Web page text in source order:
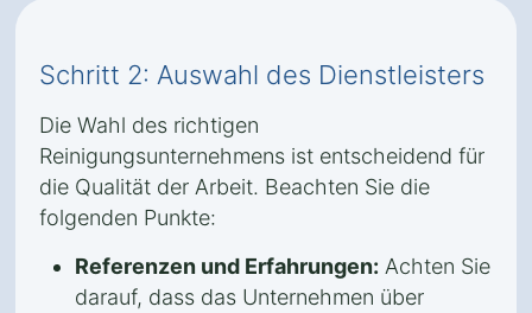
Schritt 2: Auswahl des Dienstleisters
Die Wahl des richtigen
Reinigungsunternehmens ist entscheidend für
die Qualität der Arbeit. Beachten Sie die
folgenden Punkte:
Referenzen und Erfahrungen: Achten Sie
darauf, dass das Unternehmen über